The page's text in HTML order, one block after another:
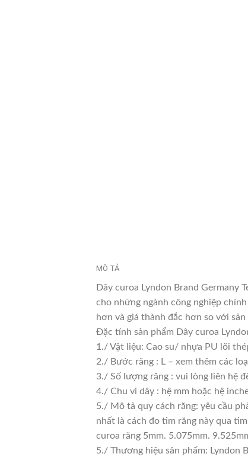
MÔ TẢ
Dây curoa Lyndon Brand Germany
cho những ngành công nghiệp
hơn và giá thành đắc hơn so với
Đặc tính sản phẩm Dây curoa
1./ Vật liệu: Cao su/ nhựa PU lõi
2./ Bước răng : L – xem thêm các
3./ Số lượng răng : vui lòng liên hệ
4./ Chu vi dây : hệ mm hoặc hệ
5./ Mô tả quy cách răng: yêu cầu
nhất là cách đo tim răng này qua
curoa răng 5mm. 5.075mm.
5./ Thương hiệu sản phẩm: